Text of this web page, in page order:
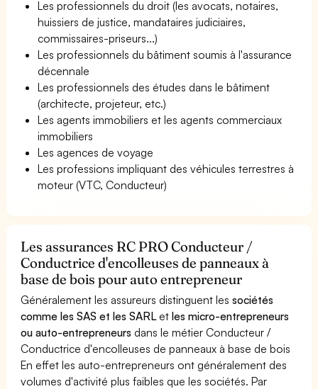
Les professionnels du droit (les avocats, notaires,
huissiers de justice, mandataires judiciaires,
commissaires-priseurs...)
Les professionnels du bâtiment soumis à l'assurance
décennale
Les professionnels des études dans le bâtiment
(architecte, projeteur, etc.)
Les agents immobiliers et les agents commerciaux
immobiliers
Les agences de voyage
Les professions impliquant des véhicules terrestres à
moteur (VTC, Conducteur)
Les assurances RC PRO Conducteur /
Conductrice d'encolleuses de panneaux à
base de bois pour auto entrepreneur
Généralement les assureurs distinguent lessociétés
comme les SAS et les SARL etles micro-entrepreneurs
ou auto-entrepreneurs dans le métier Conducteur /
Conductrice d'encolleuses de panneaux à base de bois
En effet les auto-entrepreneurs ont généralement des
volumes d'activité plus faibles que les sociétés. Par